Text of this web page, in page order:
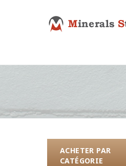
ACHETER PAR
CATÉGORIE